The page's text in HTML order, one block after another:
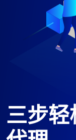
三步